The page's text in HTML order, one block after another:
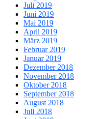
Juli 2019
Juni 2019
Mai 2019
April 2019
März 2019
Februar 2019
Januar 2019
Dezember 2018
November 2018
Oktober 2018
September 2018
August 2018
Juli 2018